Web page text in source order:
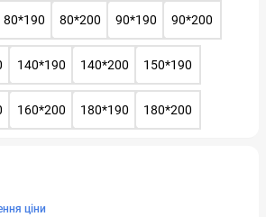
80*190 80*200 90*190 90*200
140*190 140*200 150*190
160*200 180*190 180*200
ціни